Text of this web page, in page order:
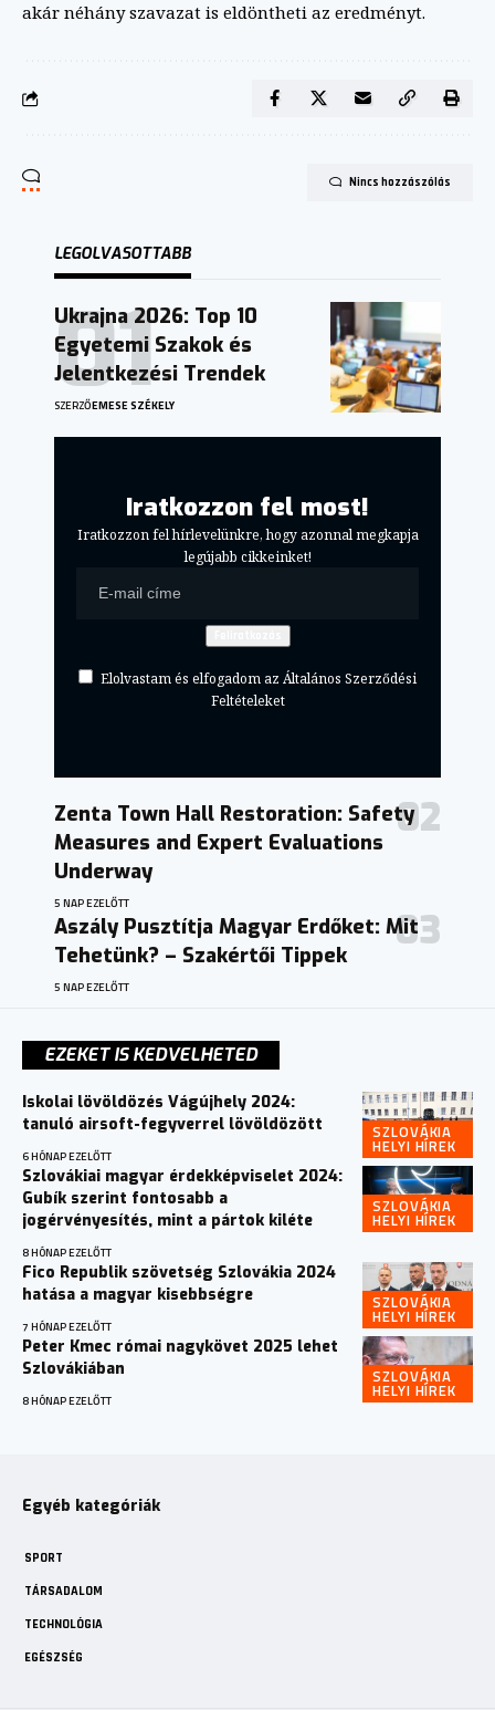
akár néhány szavazat is eldöntheti az eredményt.
Nincs hozzászólás
LEGOLVASOTTABB
Ukrajna 2026: Top 10
Egyetemi Szakok és
Jelentkezési Trendek
SZERZŐEMESE SZÉKELY
Iratkozzon fel most!
Iratkozzon fel hírlevelünkre, hogy azonnal megkapja
legújabb cikkeinket!
Elolvastam és elfogadom az Általános Szerződési
Feltételeket
Zenta Town Hall Restoration: Safety
Measures and Expert Evaluations
Underway
5 NAP EZELŐTT
Aszály Pusztítja Magyar Erdőket: Mit
Tehetünk? – Szakértői Tippek
5 NAP EZELŐTT
EZEKET IS KEDVELHETED
SZLOVÁKIA
HELYI HÍREK
Iskolai lövöldözés Vágújhely 2024:
tanuló airsoft-fegyverrel lövöldözött
6 HÓNAP EZELŐTT
SZLOVÁKIA
HELYI HÍREK
Szlovákiai magyar érdekképviselet 2024:
Gubík szerint fontosabb a
jogérvényesítés, mint a pártok kiléte
8 HÓNAP EZELŐTT
SZLOVÁKIA
HELYI HÍREK
Fico Republik szövetség Szlovákia 2024
hatása a magyar kisebbségre
7 HÓNAP EZELŐTT
SZLOVÁKIA
HELYI HÍREK
Peter Kmec római nagykövet 2025 lehet
Szlovákiában
8 HÓNAP EZELŐTT
Egyéb kategóriák
SPORT
TÁRSADALOM
TECHNOLÓGIA
EGÉSZSÉG